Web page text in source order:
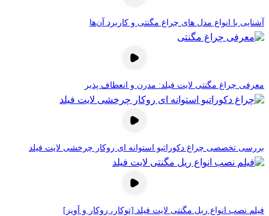
آشنایی با انواع مدل های چراغ مگنتی و کاربرد آن‌ها
معرفی چراغ مگنتی لایت فیلد: مدرن و انعطاف پذیر
بررسی تخصصی چراغ دکوراتیو استوانه ای روکار چرخشی لایت فیلد
فیلم نصب انواع ریل مگنتی لایت فیلد [توکار، روکار و آویز]